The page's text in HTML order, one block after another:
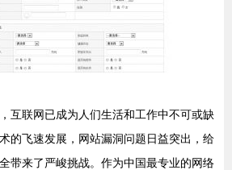
互联网已成为人们生活和工作中不可或缺
的飞速发展，网站漏洞问题日益突出，给
带来了严峻挑战。作为中国最专业的网络